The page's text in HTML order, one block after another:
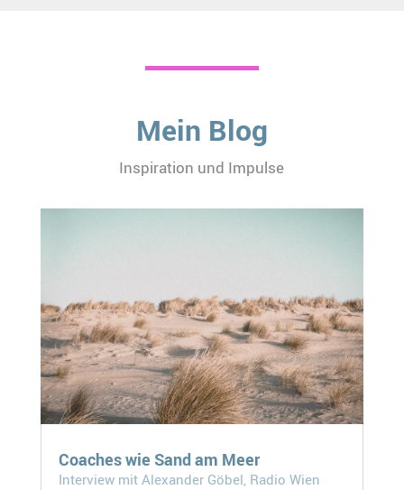
Mein Blog
Inspiration und Impulse
Coaches wie Sand am Meer
Interview mit Alexander Göbel, Radio Wien